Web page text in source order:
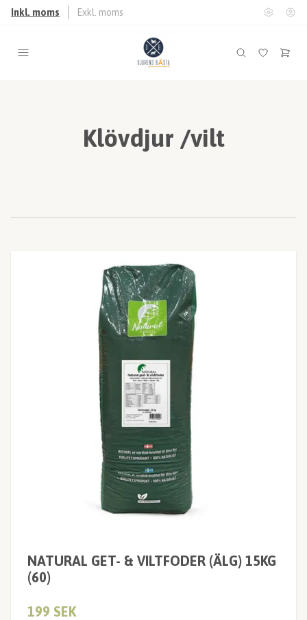
Inkl. moms Exkl. moms
Klövdjur /vilt
NATURAL GET- & VILTFODER (ÄLG) 15KG
(60)
199 SEK